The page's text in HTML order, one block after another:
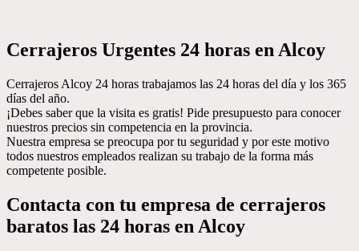
Cerrajeros Urgentes 24 horas en Alcoy
Cerrajeros Alcoy 24 horas trabajamos las 24 horas del día y los 365
días del año.
¡Debes saber que la visita es gratis! Pide presupuesto para conocer
nuestros precios sin competencia en la provincia.
Nuestra empresa se preocupa por tu seguridad y por este motivo
todos nuestros empleados realizan su trabajo de la forma más
competente posible.
Contacta con tu empresa de cerrajeros
baratos las 24 horas en Alcoy